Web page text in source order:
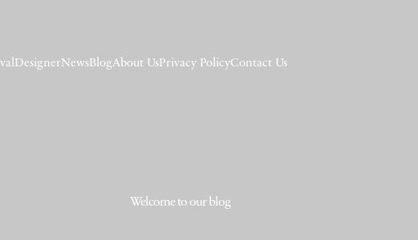
DesignerNewsBlogAbout UsPrivacy PolicyContact Us
Welcome to our blog